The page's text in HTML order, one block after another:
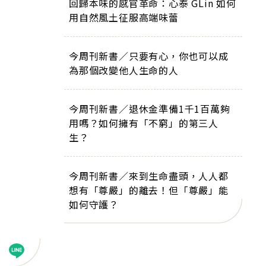
回歸本味的感官革命：心泰 GLin 如何
用自然風土征服高端味蕾
今周刊新書／只要有心，你也可以成
為那個改變他人生命的人
今周刊新書／退休金準備1千1百萬夠
用嗎？如何擁有「不窮」的第三人
生？
今周刊新書／來到生命盡頭，人人都
想有「尊嚴」的離去！但「尊嚴」能
如何守護？